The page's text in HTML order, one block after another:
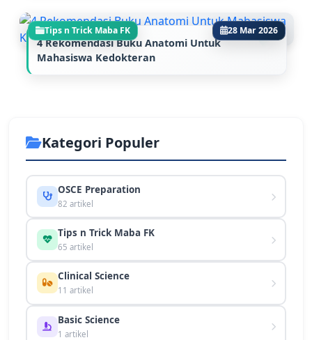
Tips n Trick Maba FK 28 Mar 2026
4 Rekomendasi Buku Anatomi Untuk
Mahasiswa Kedokteran
Kategori Populer
OSCE Preparation
82 artikel
Tips n Trick Maba FK
65 artikel
Clinical Science
11 artikel
Basic Science
1 artikel